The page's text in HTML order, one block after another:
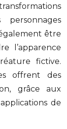
être
l’apparence
fictive.
offrent des
grâce aux
de